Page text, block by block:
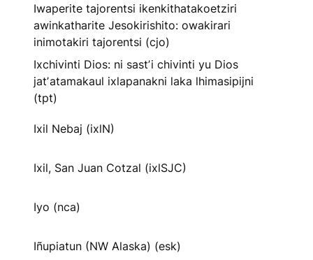
Iwaperite tajorentsi ikenkithatakoetziri
awinkatharite Jesokirishito: owakirari
inimotakiri tajorentsi (cjo)
Ixchivinti Dios: ni sastʼi chivinti yu Dios
jatʼatamakaul ixlapanakni laka lhimasipijni
(tpt)
Ixil Nebaj (ixlN)
Ixil, San Juan Cotzal (ixlSJC)
Iyo (nca)
Iñupiatun (NW Alaska) (esk)